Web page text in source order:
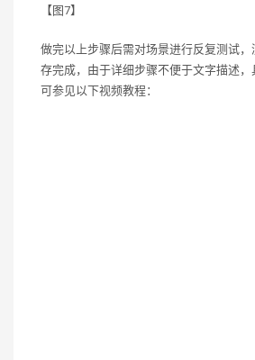
【图7】
做完以上步骤后需对场景进行反复测试
存完成，由于详细步骤不便于文字描述
可参见以下视频教程：